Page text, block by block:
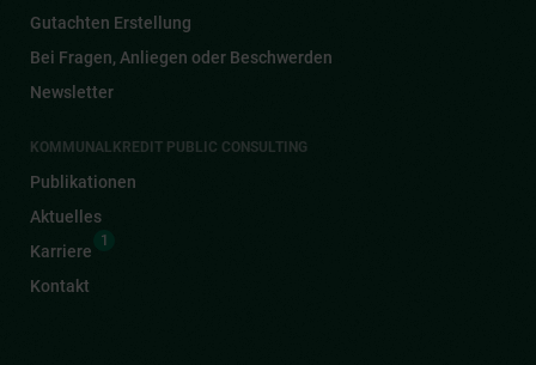
Gutachten Erstellung
Bei Fragen, Anliegen oder Beschwerden
Newsletter
KOMMUNALKREDIT PUBLIC CONSULTING
Publikationen
Aktuelles
Karriere
1
Kontakt